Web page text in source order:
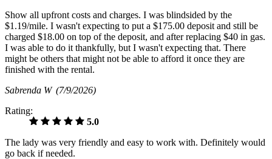
Show all upfront costs and charges. I was blindsided by the
$1.19/mile. I wasn't expecting to put a $175.00 deposit and still be
charged $18.00 on top of the deposit, and after replacing $40 in gas.
I was able to do it thankfully, but I wasn't expecting that. There
might be others that might not be able to afford it once they are
finished with the rental.
Sabrenda W (7/9/2026)
Rating:
5.0
The lady was very friendly and easy to work with. Definitely would
go back if needed.